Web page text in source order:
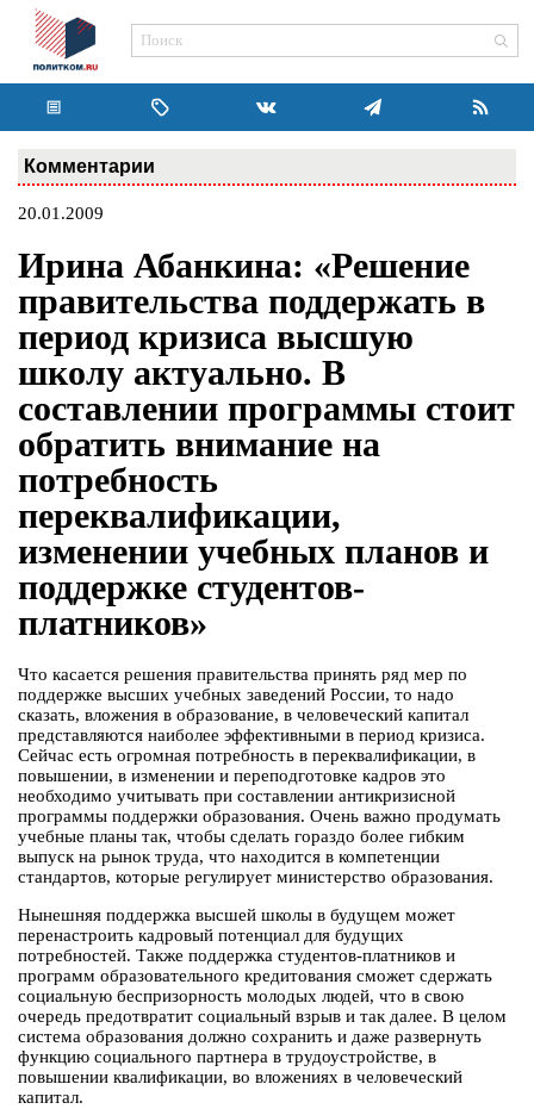
Комментарии
20.01.2009
Ирина Абанкина: «Решение
правительства поддержать в
период кризиса высшую
школу актуально. В
составлении программы стоит
обратить внимание на
потребность
переквалификации,
изменении учебных планов и
поддержке студентов-
платников»
Что касается решения правительства принять ряд мер по
поддержке высших учебных заведений России, то надо
сказать, вложения в образование, в человеческий капитал
представляются наиболее эффективными в период кризиса.
Сейчас есть огромная потребность в переквалификации, в
повышении, в изменении и переподготовке кадров это
необходимо учитывать при составлении антикризисной
программы поддержки образования. Очень важно продумать
учебные планы так, чтобы сделать гораздо более гибким
выпуск на рынок труда, что находится в компетенции
стандартов, которые регулирует министерство образования.
Нынешняя поддержка высшей школы в будущем может
перенастроить кадровый потенциал для будущих
потребностей. Также поддержка студентов-платников и
программ образовательного кредитования сможет сдержать
социальную беспризорность молодых людей, что в свою
очередь предотвратит социальный взрыв и так далее. В целом
система образования должно сохранить и даже развернуть
функцию социального партнера в трудоустройстве, в
повышении квалификации, во вложениях в человеческий
капитал.